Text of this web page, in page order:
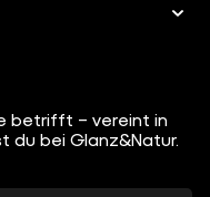
betrifft – vereint in
du bei Glanz&Natur.